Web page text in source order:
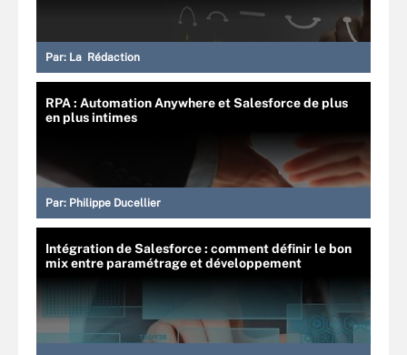
Par: La Rédaction
RPA : Automation Anywhere et Salesforce de plus
en plus intimes
Par: Philippe Ducellier
Intégration de Salesforce : comment définir le bon
mix entre paramétrage et développement